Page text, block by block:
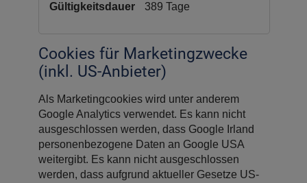
389 Tage
Cookies für Marketingzwecke
(inkl. US-Anbieter)
Als Marketingcookies wird unter anderem
Google Analytics verwendet. Es kann nicht
ausgeschlossen werden, dass Google Irland
personenbezogene Daten an Google USA
weitergibt. Es kann nicht ausgeschlossen
werden, dass aufgrund aktueller Gesetze US-